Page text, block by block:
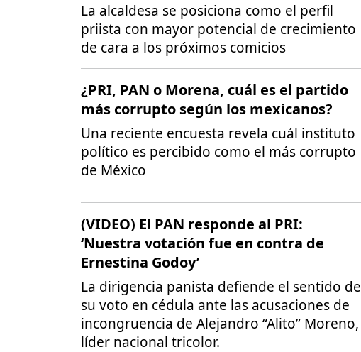
La alcaldesa se posiciona como el perfil
priista con mayor potencial de crecimiento
de cara a los próximos comicios
¿PRI, PAN o Morena, cuál es el partido
más corrupto según los mexicanos?
Una reciente encuesta revela cuál instituto
político es percibido como el más corrupto
de México
(VIDEO) El PAN responde al PRI:
‘Nuestra votación fue en contra de
Ernestina Godoy’
La dirigencia panista defiende el sentido de
su voto en cédula ante las acusaciones de
incongruencia de Alejandro “Alito” Moreno,
líder nacional tricolor.